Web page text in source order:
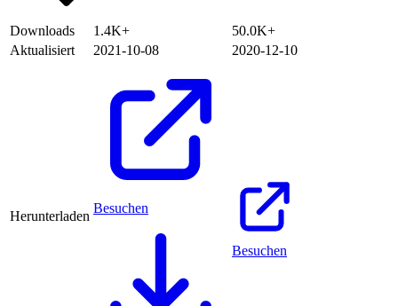
Downloads 1.4K+
50.0K+
Aktualisiert
2021-10-08 2020-12-10
Herunterladen
Besuchen
Besuchen